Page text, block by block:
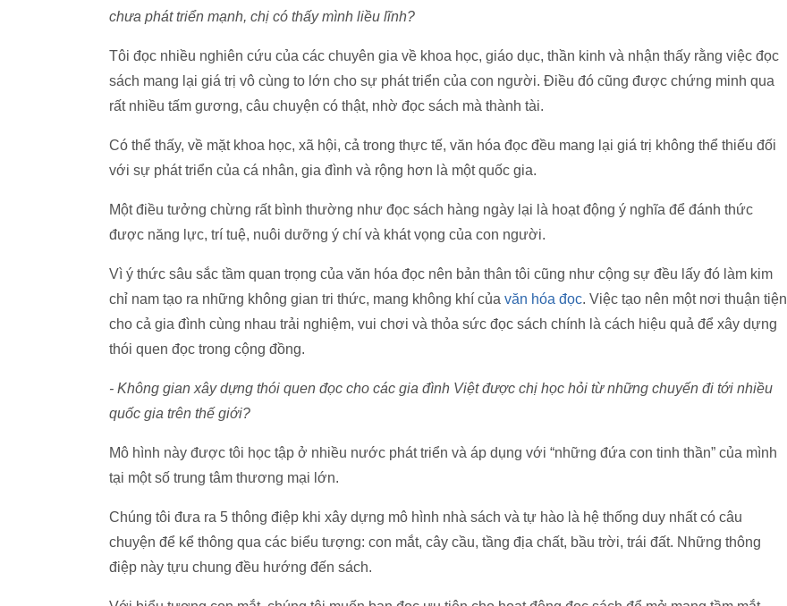
chưa phát triển mạnh, chị có thấy mình liều lĩnh?
Tôi đọc nhiều nghiên cứu của các chuyên gia về khoa học, giáo dục, thần kinh và nhận thấy rằng việc đọc
sách mang lại giá trị vô cùng to lớn cho sự phát triển của con người. Điều đó cũng được chứng minh qua
rất nhiều tấm gương, câu chuyện có thật, nhờ đọc sách mà thành tài.
Có thể thấy, về mặt khoa học, xã hội, cả trong thực tế, văn hóa đọc đều mang lại giá trị không thể thiếu đối
với sự phát triển của cá nhân, gia đình và rộng hơn là một quốc gia.
Một điều tưởng chừng rất bình thường như đọc sách hàng ngày lại là hoạt động ý nghĩa để đánh thức
được năng lực, trí tuệ, nuôi dưỡng ý chí và khát vọng của con người.
Vì ý thức sâu sắc tầm quan trọng của văn hóa đọc nên bản thân tôi cũng như cộng sự đều lấy đó làm kim
chỉ nam tạo ra những không gian tri thức, mang không khí của văn hóa đọc. Việc tạo nên một nơi thuận tiện
cho cả gia đình cùng nhau trải nghiệm, vui chơi và thỏa sức đọc sách chính là cách hiệu quả để xây dựng
thói quen đọc trong cộng đồng.
- Không gian xây dựng thói quen đọc cho các gia đình Việt được chị học hỏi từ những chuyến đi tới nhiều
quốc gia trên thế giới?
Mô hình này được tôi học tập ở nhiều nước phát triển và áp dụng với “những đứa con tinh thần” của mình
tại một số trung tâm thương mại lớn.
Chúng tôi đưa ra 5 thông điệp khi xây dựng mô hình nhà sách và tự hào là hệ thống duy nhất có câu
chuyện để kể thông qua các biểu tượng: con mắt, cây cầu, tầng địa chất, bầu trời, trái đất. Những thông
điệp này tựu chung đều hướng đến sách.